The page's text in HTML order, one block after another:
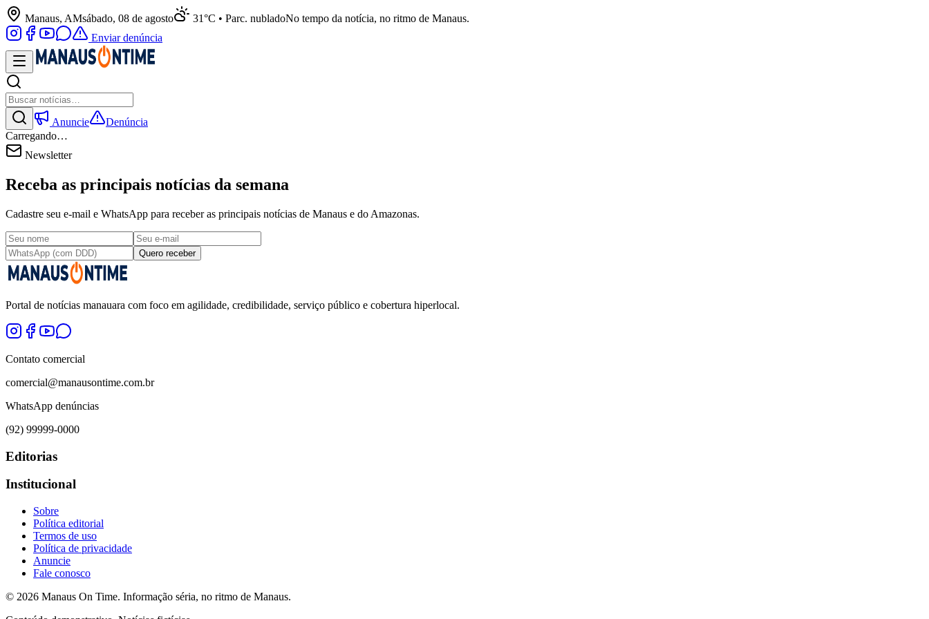
Manaus, AMsábado, 08 de agosto 31°C • Parc. nubladoNo tempo da notícia, no ritmo de Manaus.
Enviar denúncia
Anuncie
Denúncia
Carregando…
Newsletter
Receba as principais notícias da semana
Cadastre seu e-mail e WhatsApp para receber as principais notícias de Manaus e do Amazonas.
Quero receber
Portal de notícias manauara com foco em agilidade, credibilidade, serviço público e cobertura hiperlocal.
Contato comercial
comercial@manausontime.com.br
WhatsApp denúncias
(92) 99999-0000
Editorias
Institucional
Sobre
Política editorial
Termos de uso
Política de privacidade
Anuncie
Fale conosco
© 2026 Manaus On Time. Informação séria, no ritmo de Manaus.